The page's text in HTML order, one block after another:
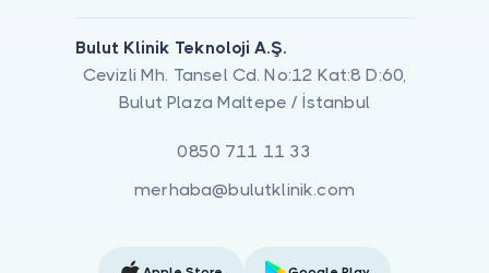
Bulut Klinik Teknoloji A.Ş.
Cevizli Mh. Tansel Cd. No:12 Kat:8 D:60,
Bulut Plaza Maltepe / İstanbul
0850 711 11 33
merhaba@bulutklinik.com